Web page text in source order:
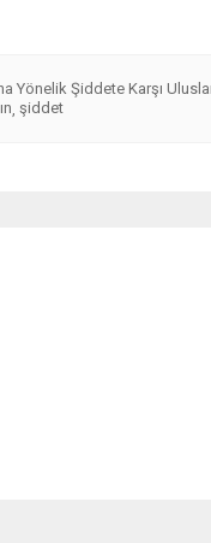
Yönelik Şiddete Karşı
, şiddet